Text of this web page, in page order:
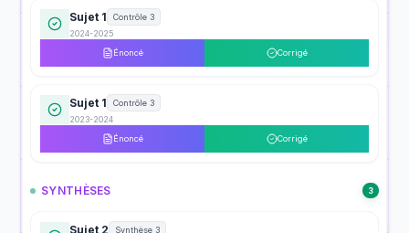
Sujet 1
Contrôle 3
2024-2025
Énoncé
Corrigé
Sujet 1
Contrôle 3
2023-2024
Énoncé
Corrigé
SYNTHÈSES 3
Sujet 2 Synthèse 3